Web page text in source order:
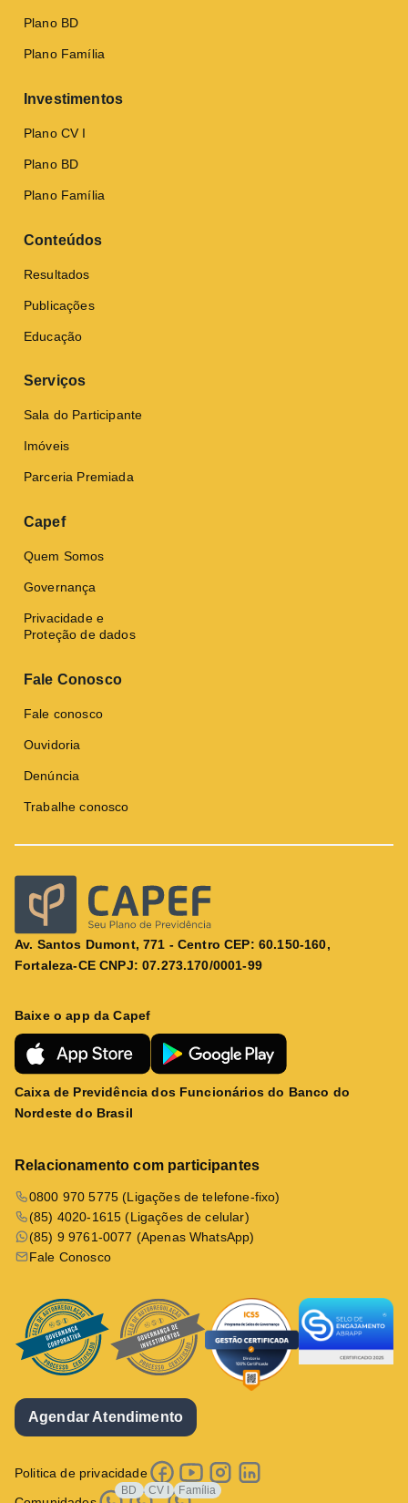
Plano BD
Plano Família
Investimentos
Plano CV I
Plano BD
Plano Família
Conteúdos
Resultados
Publicações
Educação
Serviços
Sala do Participante
Imóveis
Parceria Premiada
Capef
Quem Somos
Governança
Privacidade e
Proteção de dados
Fale Conosco
Fale conosco
Ouvidoria
Denúncia
Trabalhe conosco
Av. Santos Dumont, 771 - Centro CEP: 60.150-160,
Fortaleza-CE CNPJ: 07.273.170/0001-99
Baixe o app da Capef
Caixa de Previdência dos Funcionários do Banco do
Nordeste do Brasil
Relacionamento com participantes
0800 970 5775 (Ligações de telefone-fixo)
(85) 4020-1615 (Ligações de celular)
(85) 9 9761-0077 (Apenas WhatsApp)
Fale Conosco
Agendar Atendimento
Politica de privacidade
BD CV I Família